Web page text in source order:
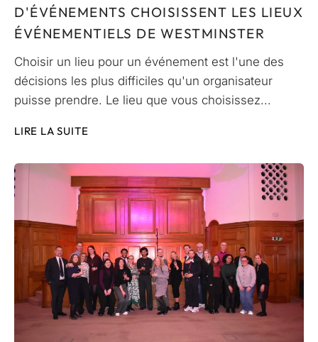
D'ÉVÉNEMENTS CHOISISSENT LES LIEUX
ÉVÉNEMENTIELS DE WESTMINSTER
Choisir un lieu pour un événement est l'une des
décisions les plus difficiles qu'un organisateur
puisse prendre. Le lieu que vous choisissez...
LIRE LA SUITE